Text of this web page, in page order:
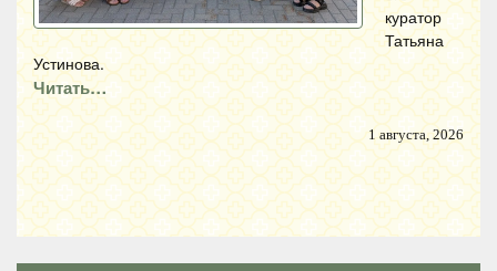
куратор
Татьяна
Устинова.
Читать…
1 августа, 2026